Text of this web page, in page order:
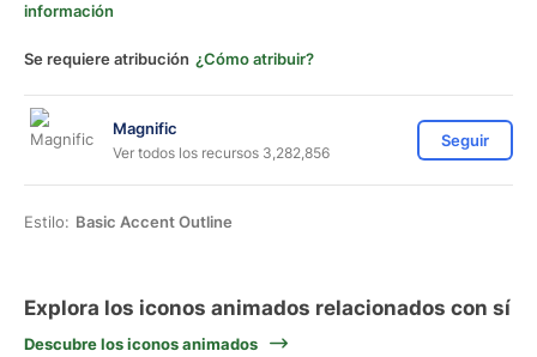
información
Se requiere atribución ¿Cómo atribuir?
Magnific
Ver todos los recursos 3,282,856
Seguir
Estilo: Basic Accent Outline
Explora los iconos animados relacionados con sí
Descubre los iconos animados